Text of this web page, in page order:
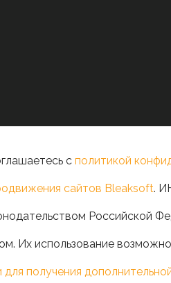
с политикой
сайтов Bleaksoft.
Российской
Их использование
для получения